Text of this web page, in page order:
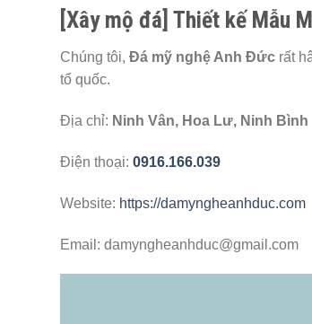
[Xây mộ đá] Thiết kế Mẫu
Chúng tôi, Đá mỹ nghệ Anh Đức rất
tổ quốc.
Địa chỉ: Ninh Vân, Hoa Lư, Ninh Bình
Điện thoại: 0916.166.039
Website: https://damyngheanhduc.com
Email: damyngheanhduc@gmail.com